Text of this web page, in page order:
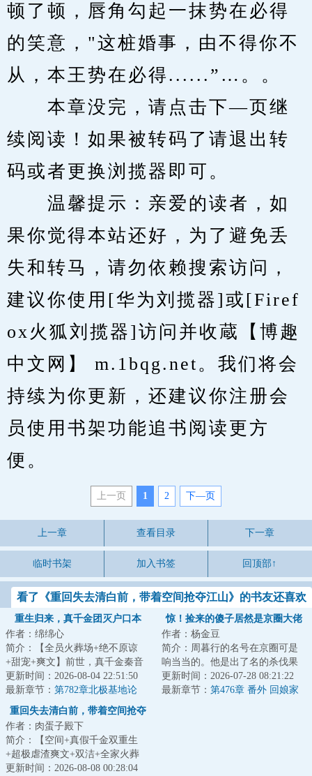
顿了顿，唇角勾起一抹势在必得
的笑意，"这桩婚事，由不得你不
从，本王势在必得......”…。。
本章没完，请点击下—页继
续阅读！如果被转码了请退出转
码或者更换浏揽器即可。
温馨提示：亲爱的读者，如
果你觉得本站还好，为了避免丢
失和转马，请勿依赖搜索访问，
建议你使用[华为刘揽器]或[Firef
ox火狐刘揽器]访问并收蔵【博趣
中文网】 m.1bqg.net。我们将会
持续为你更新，还建议你注册会
员使用书架功能追书阅读更方
便。
上一页 1 2 下—页
上一章 查看目录 下一章
临时书架 加入书签 回顶部↑
看了《重回失去清白前，带着空间抢夺江山》的书友还喜欢
看
重生归来，真千金团灭户口本
作者：绵绵心
简介：【全员火葬场+绝不原谅
+甜宠+爽文】前世，真千金秦音
认亲回家后拼命讨好付出，渴求
亲情，临死前全...
更新时间：2026-08-04 22:51:50
最新章节： 第782章北极基地论
坛，崔游安有个人密码
惊！捡来的傻子居然是京圈大佬
作者：杨金豆
简介：周暮行的名号在京圈可是
响当当的。他是出了名的杀伐果
断，腹黑无情，在一众兄弟里
面，优秀到让人望...
更新时间：2026-07-28 08:21:22
最新章节： 第476章 番外 回娘家
重回失去清白前，带着空间抢夺
江山
作者：肉蛋子殿下
简介：【空间+真假千金双重生
+超极虐渣爽文+双洁+全家火葬
场】&lt;br/&gt;【白切黑、貌美绝
更新时间：2026-08-08 00:28:04